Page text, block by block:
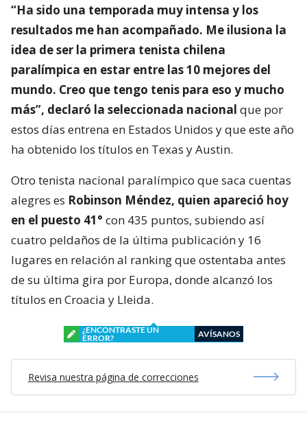
“Ha sido una temporada muy intensa y los
resultados me han acompañado. Me ilusiona la
idea de ser la primera tenista chilena
paralímpica en estar entre las 10 mejores del
mundo. Creo que tengo tenis para eso y mucho
más”, declaró la seleccionada nacional que por
estos días entrena en Estados Unidos y que este año
ha obtenido los títulos en Texas y Austin.
Otro tenista nacional paralímpico que saca cuentas
alegres es Robinson Méndez, quien apareció hoy
en el puesto 41° con 435 puntos, subiendo así
cuatro peldaños de la última publicación y 16
lugares en relación al ranking que ostentaba antes
de su última gira por Europa, donde alcanzó los
títulos en Croacia y Lleida.
¿ENCONTRASTE UN
ERROR?
AVÍSANOS
Revisa nuestra página de correcciones